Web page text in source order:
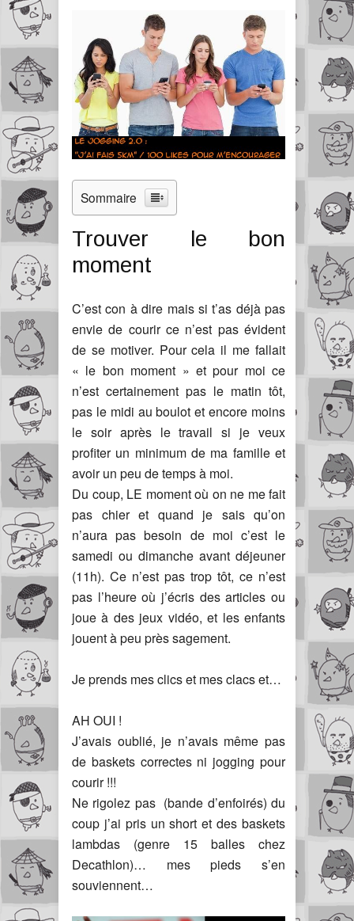
Sommaire
Trouver le bon
moment
C’est con à dire mais si t’as déjà pas
envie de courir ce n’est pas évident
de se motiver. Pour cela il me fallait
« le bon moment » et pour moi ce
n’est certainement pas le matin tôt,
pas le midi au boulot et encore moins
le soir après le travail si je veux
profiter un minimum de ma famille et
avoir un peu de temps à moi.
Du coup, LE moment où on ne me fait
pas chier et quand je sais qu’on
n’aura pas besoin de moi c’est le
samedi ou dimanche avant déjeuner
(11h). Ce n’est pas trop tôt, ce n’est
pas l’heure où j’écris des articles ou
joue à des jeux vidéo, et les enfants
jouent à peu près sagement.
Je prends mes clics et mes clacs et…
AH OUI !
J’avais oublié, je n’avais même pas
de baskets correctes ni jogging pour
courir !!!
Ne rigolez pas (bande d’enfoirés) du
coup j’ai pris un short et des baskets
lambdas (genre 15 balles chez
Decathlon)… mes pieds s’en
souviennent…